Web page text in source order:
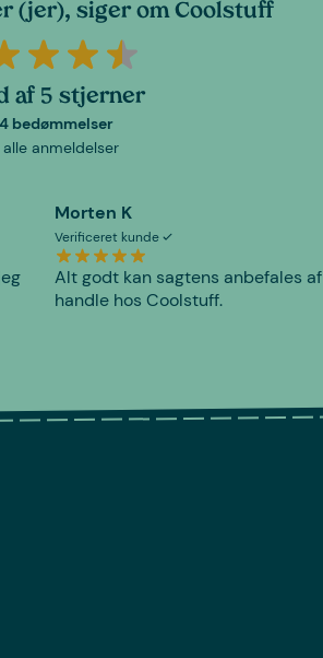
(jer), siger om Coolstuff
af 5 stjerner
bedømmelser
anmeldelser
Morten K
Verificeret kunde
Alt godt kan sagtens anbefales af
handle hos Coolstuff.